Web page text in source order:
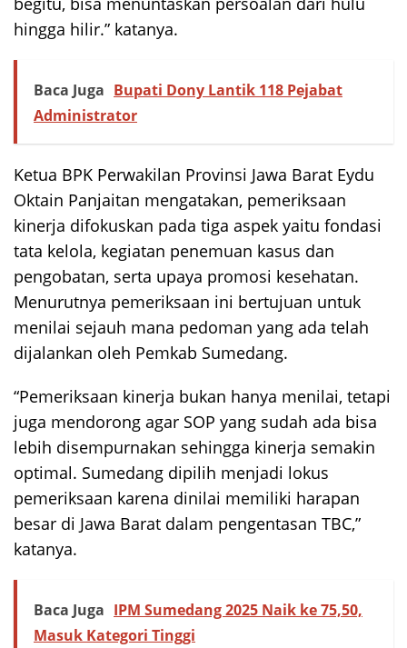
hingga hilir.” katanya.
Baca Juga Bupati Dony Lantik 118 Pejabat
Administrator
Ketua BPK Perwakilan Provinsi Jawa Barat Eydu
Oktain Panjaitan mengatakan, pemeriksaan
kinerja difokuskan pada tiga aspek yaitu fondasi
tata kelola, kegiatan penemuan kasus dan
pengobatan, serta upaya promosi kesehatan.
Menurutnya pemeriksaan ini bertujuan untuk
menilai sejauh mana pedoman yang ada telah
dijalankan oleh Pemkab Sumedang.
“Pemeriksaan kinerja bukan hanya menilai, tetapi
juga mendorong agar SOP yang sudah ada bisa
lebih disempurnakan sehingga kinerja semakin
optimal. Sumedang dipilih menjadi lokus
pemeriksaan karena dinilai memiliki harapan
besar di Jawa Barat dalam pengentasan TBC,”
katanya.
Baca Juga IPM Sumedang 2025 Naik ke 75,50,
Masuk Kategori Tinggi